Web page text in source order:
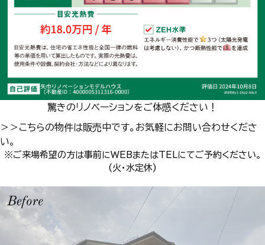
驚きのリノベーションをご体感ください！
＞＞こちらの物件は販売中です。お気軽にお問い合わせくださ
い。
※ご来場希望の方は事前にWEBまたはTELにてご予約ください。
(火・水定休)